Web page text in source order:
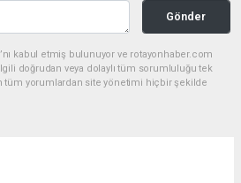
Gönder
kabul etmiş bulunuyor ve rotayonhaber.com
doğrudan veya dolaylı tüm sorumluluğu tek
tüm yorumlardan site yönetimi hiçbir şekilde